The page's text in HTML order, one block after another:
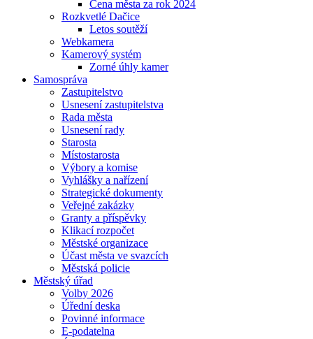
Cena města za rok 2024
Rozkvetlé Dačice
Letos soutěží
Webkamera
Kamerový systém
Zorné úhly kamer
Samospráva
Zastupitelstvo
Usnesení zastupitelstva
Rada města
Usnesení rady
Starosta
Místostarosta
Výbory a komise
Vyhlášky a nařízení
Strategické dokumenty
Veřejné zakázky
Granty a příspěvky
Klikací rozpočet
Městské organizace
Účast města ve svazcích
Městská policie
Městský úřad
Volby 2026
Úřední deska
Povinné informace
E-podatelna